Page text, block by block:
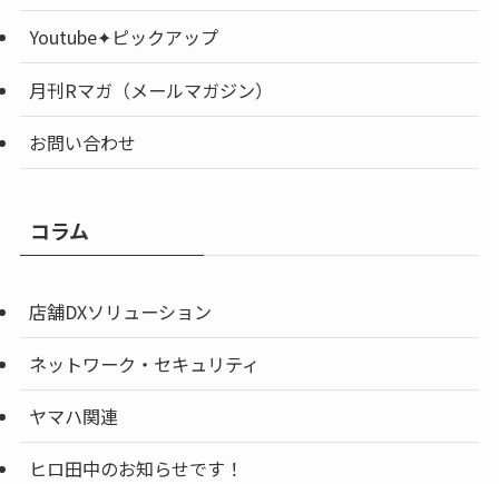
Youtube✦ピックアップ
月刊Rマガ（メールマガジン）
お問い合わせ
コラム
店舗DXソリューション
ネットワーク・セキュリティ
ヤマハ関連
ヒロ田中のお知らせです！